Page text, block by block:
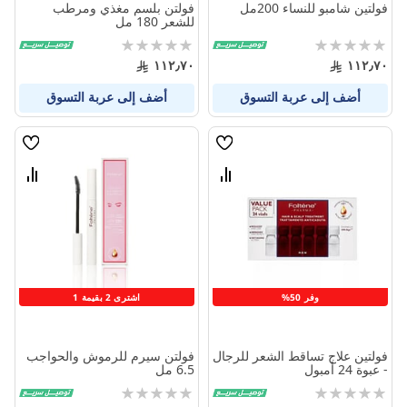
فولتين شامبو للنساء 200مل
Rating:
0%
١١٢٫٧٠
أضف إلى عربة التسوق
فولتن بلسم مغذي ومرطب
للشعر 180 مل
Rating:
0%
١١٢٫٧٠
أضف إلى عربة التسوق
وفر 50%
قائمة
قارن
فولتين علاج تساقط الشعر للرجال
- عبوة 24 أمبول
Rating:
اشترى 2 بقيمة 1
قائمة
قارن
فولتن سيرم للرموش والحواجب
6.5 مل
Rating: